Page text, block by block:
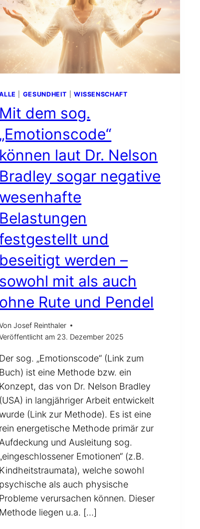
GESUNDHEIT WISSENSCHAFT
Mit dem sog.
„Emotionscode“
können laut Dr. Nelson
Bradley sogar negative
wesenhafte
Belastungen
und
beseitigt werden –
sowohl mit als auch
ohne Rute und Pendel
Josef Reinthaler
am 23. Dezember 2025
Der sog. „Emotionscode“ (Link zum
Buch) ist eine Methode bzw. ein
Konzept, das von Dr. Nelson Bradley
(USA) in langjähriger Arbeit entwickelt
(Link zur Methode). Es ist eine
rein energetische Methode primär zur
und Ausleitung sog.
„eingeschlossener Emotionen“ (z.B.
Kindheitstraumata), welche sowohl
psychische als auch physische
Probleme verursachen können. Dieser
Methode liegen u.a. […]